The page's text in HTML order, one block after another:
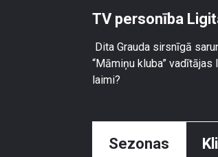
TV personība
Dita Grauda sirsnīgā
“Māmiņu kluba”
laimi?
Sezonas